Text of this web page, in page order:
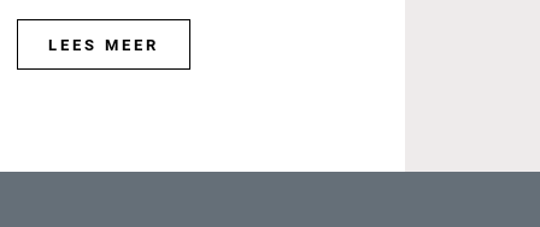
LEES MEER